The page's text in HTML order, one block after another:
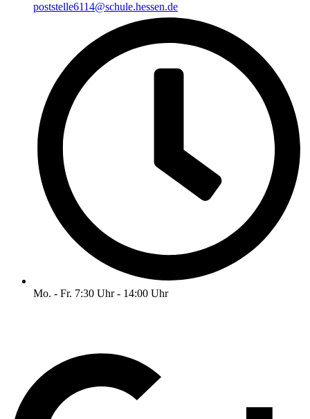
poststelle6114@schule.hessen.de
Mo. - Fr. 7:30 Uhr - 14:00 Uhr